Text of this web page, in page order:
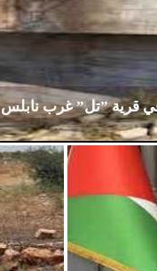
قرية ”تل” غرب نابلس